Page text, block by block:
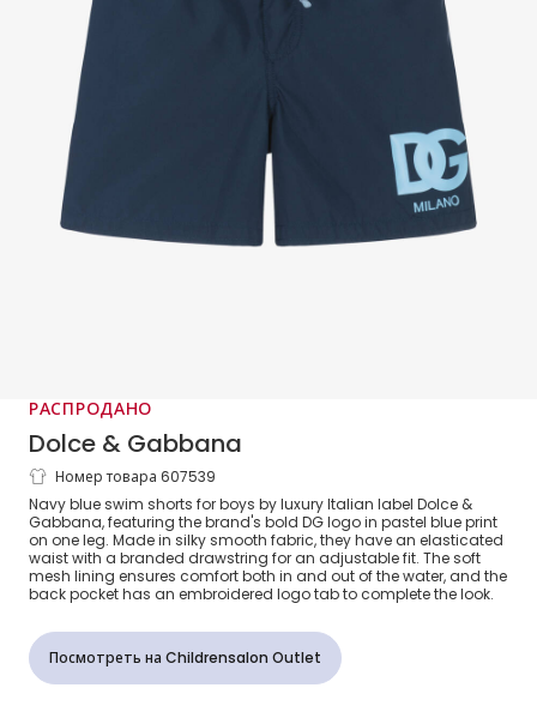
РАСПРОДАНО
Dolce & Gabbana
Boys Navy Blue Swim Shorts with DG
Logo Print
Номер товара 607539
Navy blue swim shorts for boys by luxury Italian label Dolce &
Gabbana, featuring the brand's bold DG logo in pastel blue print
on one leg. Made in silky smooth fabric, they have an elasticated
waist with a branded drawstring for an adjustable fit. The soft
mesh lining ensures comfort both in and out of the water, and the
back pocket has an embroidered logo tab to complete the look.
Посмотреть на Childrensalon Outlet